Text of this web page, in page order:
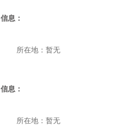
信息：
所在地：暂无
信息：
所在地：暂无